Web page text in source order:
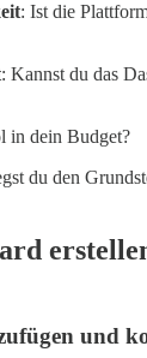
: Ist die
: Kannst du das
in dein Budget?
du den
und